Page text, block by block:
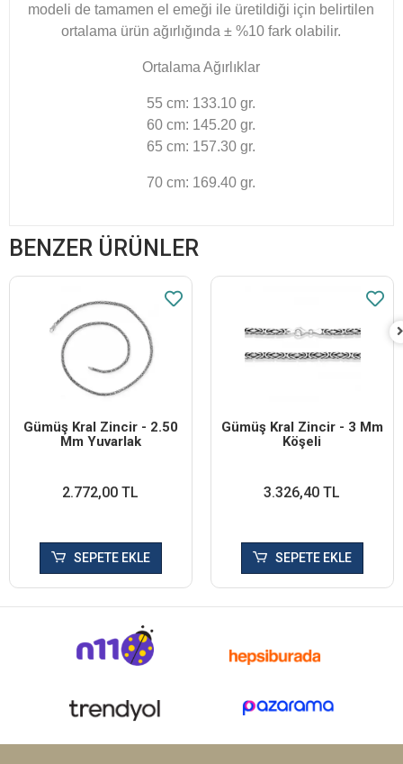
modeli de tamamen el emeği ile üretildiği için belirtilen
ortalama ürün ağırlığında ± %10 fark olabilir.
Ortalama Ağırlıklar
55 cm: 133.10 gr.
60 cm: 145.20 gr.
65 cm: 157.30 gr.
70 cm: 169.40 gr.
BENZER ÜRÜNLER
Gümüş Kral Zincir - 2.50
Mm Yuvarlak
2.772,00 TL
SEPETE EKLE
Gümüş Kral Zincir - 3 Mm
Köşeli
3.326,40 TL
SEPETE EKLE